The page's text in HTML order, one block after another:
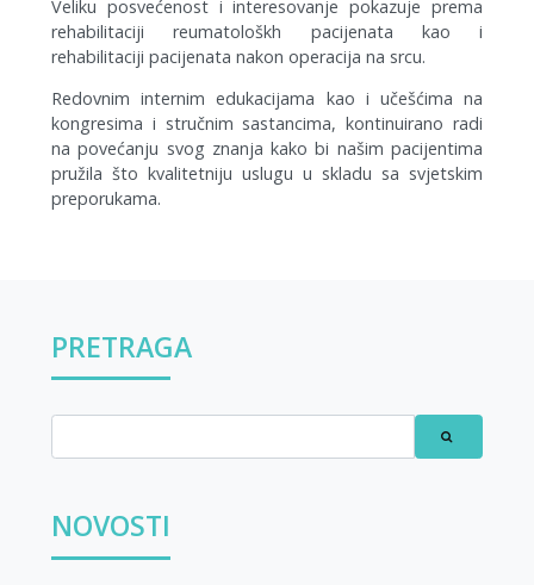
Veliku posvećenost i interesovanje pokazuje prema
rehabilitaciji reumatološkh pacijenata kao i
rehabilitaciji pacijenata nakon operacija na srcu.
Redovnim internim edukacijama kao i učešćima na
kongresima i stručnim sastancima, kontinuirano radi
na povećanju svog znanja kako bi našim pacijentima
pružila što kvalitetniju uslugu u skladu sa svjetskim
preporukama.
PRETRAGA
NOVOSTI